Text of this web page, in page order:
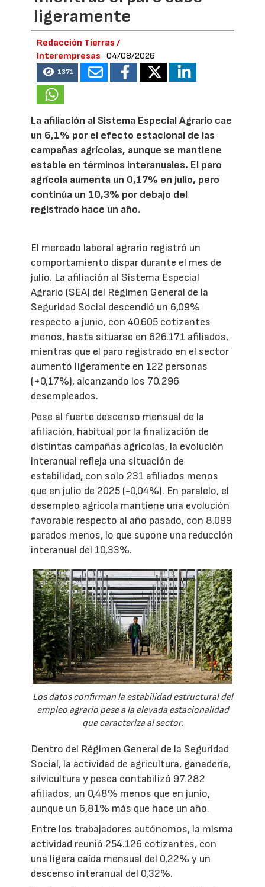
ligeramente
Redacción Tierras /
Interempresas
04/08/2026
1371
La afiliación al Sistema Especial Agrario cae
un 6,1% por el efecto estacional de las
campañas agrícolas, aunque se mantiene
estable en términos interanuales. El paro
agrícola aumenta un 0,17% en julio, pero
continúa un 10,3% por debajo del
registrado hace un año.
El mercado laboral agrario registró un
comportamiento dispar durante el mes de
julio. La afiliación al Sistema Especial
Agrario (SEA) del Régimen General de la
Seguridad Social descendió un 6,09%
respecto a junio, con 40.605 cotizantes
menos, hasta situarse en 626.171 afiliados,
mientras que el paro registrado en el sector
aumentó ligeramente en 122 personas
(+0,17%), alcanzando los 70.296
desempleados.
Pese al fuerte descenso mensual de la
afiliación, habitual por la finalización de
distintas campañas agrícolas, la evolución
interanual refleja una situación de
estabilidad, con solo 231 afiliados menos
que en julio de 2025 (-0,04%). En paralelo, el
desempleo agrícola mantiene una evolución
favorable respecto al año pasado, con 8.099
parados menos, lo que supone una reducción
interanual del 10,33%.
Los datos confirman la estabilidad estructural del
empleo agrario pese a la elevada estacionalidad
que caracteriza al sector.
Dentro del Régimen General de la Seguridad
Social, la actividad de agricultura, ganadería,
silvicultura y pesca contabilizó 97.282
afiliados, un 0,48% menos que en junio,
aunque un 6,81% más que hace un año.
Entre los trabajadores autónomos, la misma
actividad reunió 254.126 cotizantes, con
una ligera caída mensual del 0,22% y un
descenso interanual del 0,32%.